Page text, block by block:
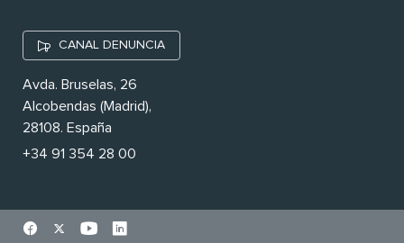
CANAL DENUNCIA
Avda. Bruselas, 26
Alcobendas (Madrid),
28108. España
+34 91 354 28 00